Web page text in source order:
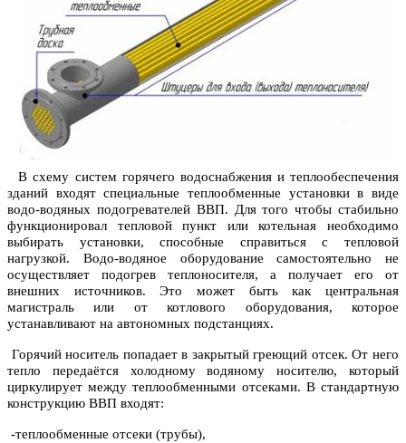
В схему систем горячего водоснабжения и теплообеспечения
зданий входят специальные теплообменные установки в виде
водо-водяных подогревателей ВВП. Для того чтобы стабильно
функционировал тепловой пункт или котельная необходимо
выбирать установки, способные справиться с тепловой
нагрузкой. Водо-водяное оборудование самостоятельно не
осуществляет подогрев теплоносителя, а получает его от
внешних источников. Это может быть как центральная
магистраль или от котлового оборудования, которое
устанавливают на автономных подстанциях.
Горячий носитель попадает в закрытый греющий отсек. От него
тепло передаётся холодному водяному носителю, который
циркулирует между теплообменными отсеками. В стандартную
конструкцию ВВП входят:
-теплообменные отсеки (трубы),